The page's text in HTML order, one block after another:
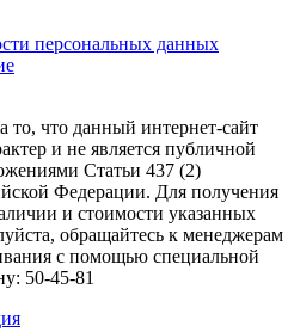
персональных данных
что данный интернет-сайт
и не является публичной
Статьи 437 (2)
Федерации. Для получения
и стоимости указанных
обращайтесь к менеджерам
с помощью специальной
50-45-81